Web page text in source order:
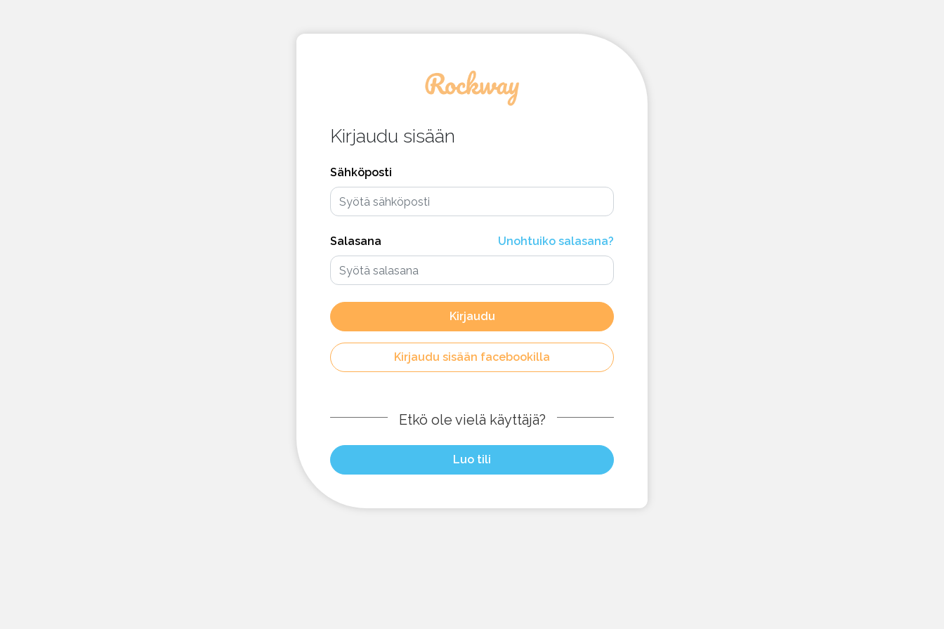
Kirjaudu sisään
Sähköposti
Salasana Unohtuiko salasana?
Kirjaudu
Kirjaudu sisään facebookilla
Etkö ole vielä käyttäjä?
Luo tili